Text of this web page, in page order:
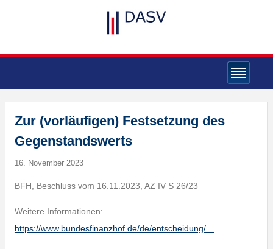
Zur (vorläufigen) Festsetzung des
Gegenstandswerts
16. November 2023
BFH, Beschluss vom 16.11.2023, AZ IV S 26/23
Weitere Informationen:
https://www.bundesfinanzhof.de/de/entscheidung/…